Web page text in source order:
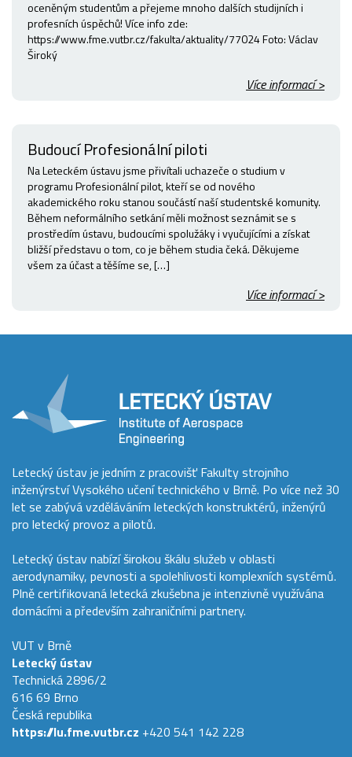
oceněným studentům a přejeme mnoho dalších studijních i
profesních úspěchů! Více info zde:
https://www.fme.vutbr.cz/fakulta/aktuality/77024 Foto: Václav
Široký
Více informací >
Budoucí Profesionální piloti
Na Leteckém ústavu jsme přivítali uchazeče o studium v
programu Profesionální pilot, kteří se od nového
akademického roku stanou součástí naší studentské komunity.
Během neformálního setkání měli možnost seznámit se s
prostředím ústavu, budoucími spolužáky i vyučujícími a získat
bližší představu o tom, co je během studia čeká. Děkujeme
všem za účast a těšíme se, […]
Více informací >
Letecký ústav je jedním z pracovišť Fakulty strojního
inženýrství Vysokého učení technického v Brně. Po více než 30
let se zabývá vzděláváním leteckých konstruktérů, inženýrů
pro letecký provoz a pilotů.
Letecký ústav nabízí širokou škálu služeb v oblasti
aerodynamiky, pevnosti a spolehlivosti komplexních systémů.
Plně certifikovaná letecká zkušebna je intenzivně využívána
domácími a především zahraničními partnery.
VUT v Brně
Letecký ústav
Technická 2896/2
616 69 Brno
Česká republika
https://lu.fme.vutbr.cz +420 541 142 228